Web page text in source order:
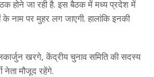
होने जा रही है. इस बैठक में मध्य प्रदेश में
नाम पर मुहर लग जाएगी. हालांकि इनकी
खरगे, केंद्रीय चुनाव समिति की सदस्य
नेता मौजूद रहेंगे.